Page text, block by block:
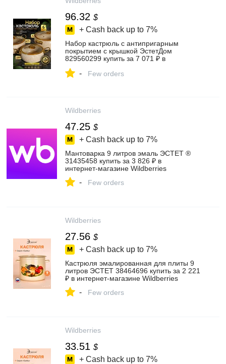
96.32 $
+ Cash back up to 7%
Набор кастрюль с антипригарным
покрытием с крышкой ЭстетДом
829560299 купить за 7 071 ₽ в
- Few orders
Wildberries
47.25 $
+ Cash back up to 7%
Мантоварка 9 литров эмаль ЭСТЕТ ®
31435458 купить за 3 826 ₽ в
интернет‑магазине Wildberries
- Few orders
Wildberries
27.56 $
+ Cash back up to 7%
Кастрюля эмалированная для плиты 9
литров ЭСТЕТ 38464696 купить за 2 221
₽ в интернет‑магазине Wildberries
- Few orders
Wildberries
33.51 $
+ Cash back up to 7%